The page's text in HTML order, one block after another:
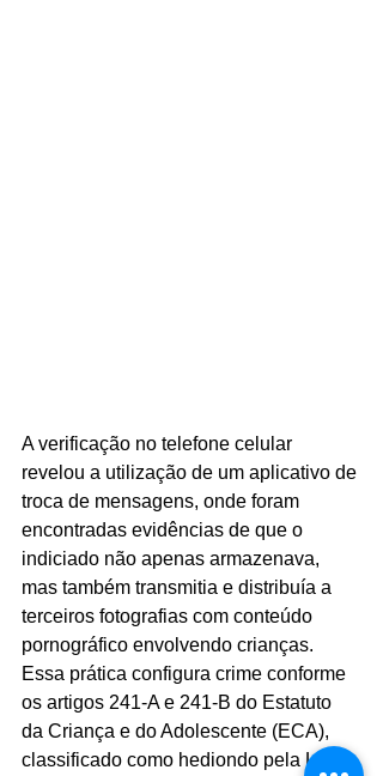
A verificação no telefone celular
revelou a utilização de um aplicativo de
troca de mensagens, onde foram
encontradas evidências de que o
indiciado não apenas armazenava,
mas também transmitia e distribuía a
terceiros fotografias com conteúdo
pornográfico envolvendo crianças.
Essa prática configura crime conforme
os artigos 241-A e 241-B do Estatuto
da Criança e do Adolescente (ECA),
classificado como hediondo pela Lei